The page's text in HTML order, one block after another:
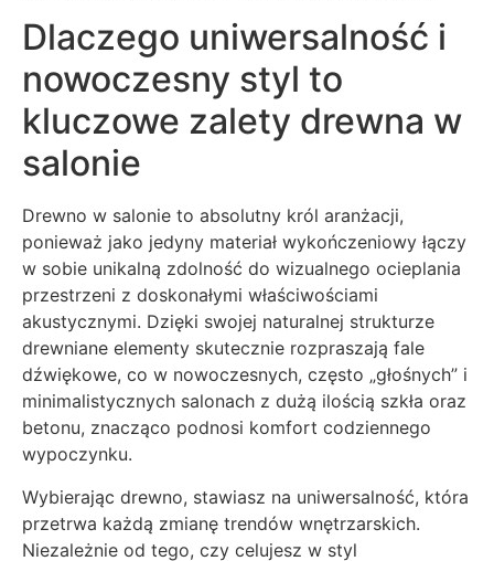
Dlaczego uniwersalność i
nowoczesny styl to
kluczowe zalety drewna w
salonie
Drewno w salonie to absolutny król aranżacji,
ponieważ jako jedyny materiał wykończeniowy łączy
w sobie unikalną zdolność do wizualnego ocieplania
przestrzeni z doskonałymi właściwościami
akustycznymi. Dzięki swojej naturalnej strukturze
drewniane elementy skutecznie rozpraszają fale
dźwiękowe, co w nowoczesnych, często „głośnych” i
minimalistycznych salonach z dużą ilością szkła oraz
betonu, znacząco podnosi komfort codziennego
wypoczynku.
Wybierając drewno, stawiasz na uniwersalność, która
przetrwa każdą zmianę trendów wnętrzarskich.
Niezależnie od tego, czy celujesz w styl